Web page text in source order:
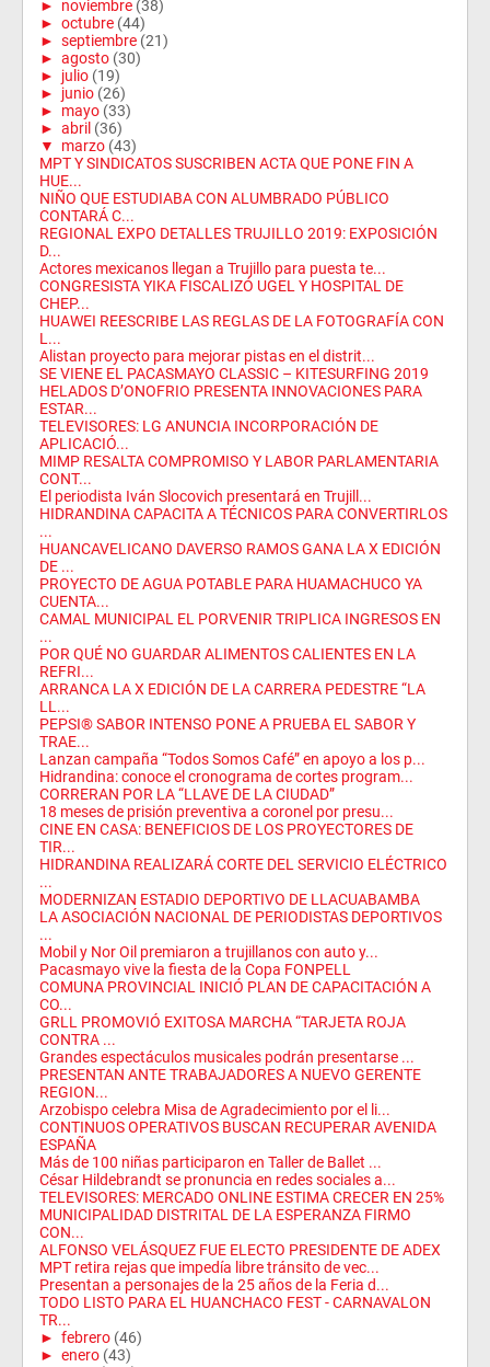
► noviembre (38)
► octubre (44)
► septiembre (21)
► agosto (30)
► julio (19)
► junio (26)
► mayo (33)
► abril (36)
▼
marzo (43)
MPT Y SINDICATOS SUSCRIBEN ACTA QUE PONE FIN A
HUE...
NIÑO QUE ESTUDIABA CON ALUMBRADO PÚBLICO
CONTARÁ C...
REGIONAL EXPO DETALLES TRUJILLO 2019: EXPOSICIÓN
D...
Actores mexicanos llegan a Trujillo para puesta te...
CONGRESISTA YIKA FISCALIZÓ UGEL Y HOSPITAL DE
CHEP...
HUAWEI REESCRIBE LAS REGLAS DE LA FOTOGRAFÍA CON
L...
Alistan proyecto para mejorar pistas en el distrit...
SE VIENE EL PACASMAYO CLASSIC – KITESURFING 2019
HELADOS D’ONOFRIO PRESENTA INNOVACIONES PARA
ESTAR...
TELEVISORES: LG ANUNCIA INCORPORACIÓN DE
APLICACIÓ...
MIMP RESALTA COMPROMISO Y LABOR PARLAMENTARIA
CONT...
El periodista Iván Slocovich presentará en Trujill...
HIDRANDINA CAPACITA A TÉCNICOS PARA CONVERTIRLOS
...
HUANCAVELICANO DAVERSO RAMOS GANA LA X EDICIÓN
DE ...
PROYECTO DE AGUA POTABLE PARA HUAMACHUCO YA
CUENTA...
CAMAL MUNICIPAL EL PORVENIR TRIPLICA INGRESOS EN
...
POR QUÉ NO GUARDAR ALIMENTOS CALIENTES EN LA
REFRI...
ARRANCA LA X EDICIÓN DE LA CARRERA PEDESTRE “LA
LL...
PEPSI® SABOR INTENSO PONE A PRUEBA EL SABOR Y
TRAE...
Lanzan campaña “Todos Somos Café” en apoyo a los p...
Hidrandina: conoce el cronograma de cortes program...
CORRERAN POR LA “LLAVE DE LA CIUDAD”
18 meses de prisión preventiva a coronel por presu...
CINE EN CASA: BENEFICIOS DE LOS PROYECTORES DE
TIR...
HIDRANDINA REALIZARÁ CORTE DEL SERVICIO ELÉCTRICO
...
MODERNIZAN ESTADIO DEPORTIVO DE LLACUABAMBA
LA ASOCIACIÓN NACIONAL DE PERIODISTAS DEPORTIVOS
...
Mobil y Nor Oil premiaron a trujillanos con auto y...
Pacasmayo vive la fiesta de la Copa FONPELL
COMUNA PROVINCIAL INICIÓ PLAN DE CAPACITACIÓN A
CO...
GRLL PROMOVIÓ EXITOSA MARCHA “TARJETA ROJA
CONTRA ...
Grandes espectáculos musicales podrán presentarse ...
PRESENTAN ANTE TRABAJADORES A NUEVO GERENTE
REGION...
Arzobispo celebra Misa de Agradecimiento por el li...
CONTINUOS OPERATIVOS BUSCAN RECUPERAR AVENIDA
ESPAÑA
Más de 100 niñas participaron en Taller de Ballet ...
César Hildebrandt se pronuncia en redes sociales a...
TELEVISORES: MERCADO ONLINE ESTIMA CRECER EN 25%
MUNICIPALIDAD DISTRITAL DE LA ESPERANZA FIRMO
CON...
ALFONSO VELÁSQUEZ FUE ELECTO PRESIDENTE DE ADEX
MPT retira rejas que impedía libre tránsito de vec...
Presentan a personajes de la 25 años de la Feria d...
TODO LISTO PARA EL HUANCHACO FEST - CARNAVALON
TR...
► febrero (46)
► enero (43)